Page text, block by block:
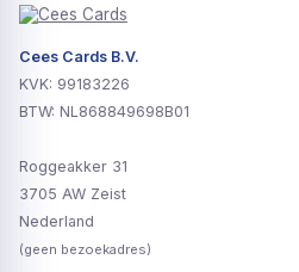
Cees Cards B.V.
KVK: 99183226
BTW: NL868849698B01
Roggeakker 31
3705 AW Zeist
Nederland
(geen bezoekadres)